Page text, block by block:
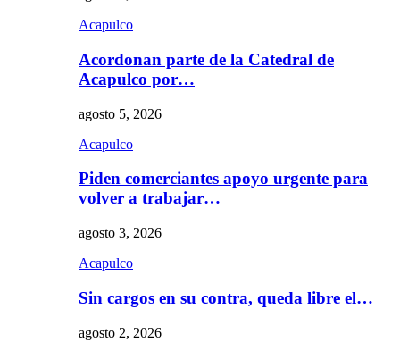
Acapulco
Acordonan parte de la Catedral de
Acapulco por…
agosto 5, 2026
Acapulco
Piden comerciantes apoyo urgente para
volver a trabajar…
agosto 3, 2026
Acapulco
Sin cargos en su contra, queda libre el…
agosto 2, 2026